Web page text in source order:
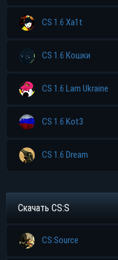
CS 1.6 Xa1t
CS 1.6 Кошки
CS 1.6 Lam Ukraine
CS 1.6 Kot3
CS 1.6 Dream
Скачать CS:S
CS:Source